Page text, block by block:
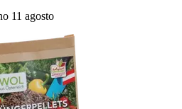
11 agosto